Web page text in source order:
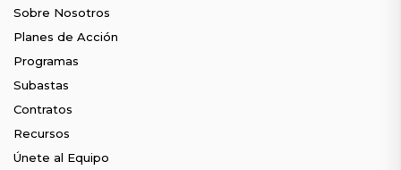
Sobre Nosotros
Planes de Acción
Programas
Subastas
Contratos
Recursos
Únete al Equipo